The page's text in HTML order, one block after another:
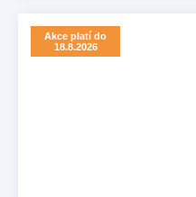
Akce platí do
18.8.2026